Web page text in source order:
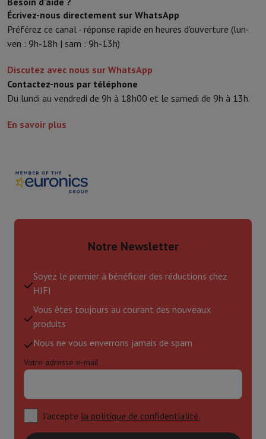
Écrivez-nous directement sur WhatsApp
Préférez ce canal - réponse rapide en heures d'ouverture (lun-
ven : 9h-18h | sam : 9h-13h)
Discutez avec nous sur WhatsApp
Contactez-nous par téléphone
Du lundi au vendredi de 9h à 18h00 et le samedi de 9h à 13h.
En savoir plus
Notre Newsletter
Soyez le premier à bénéficier des réductions chez
HIFI
Vous êtes toujours au courant des nouveaux
produits
Nous ne vous enverrons jamais de spam
Votre adresse e-mail
J'accepte la politique de confidentialité.